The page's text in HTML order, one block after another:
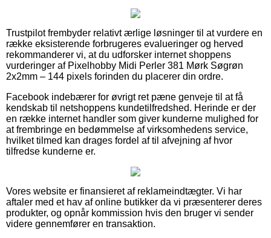
Trustpilot frembyder relativt ærlige løsninger til at vurdere en
række eksisterende forbrugeres evalueringer og herved
rekommanderer vi, at du udforsker internet shoppens
vurderinger af Pixelhobby Midi Perler 381 Mørk Søgrøn
2x2mm – 144 pixels forinden du placerer din ordre.
Facebook indebærer for øvrigt ret pæne genveje til at få
kendskab til netshoppens kundetilfredshed. Herinde er der
en række internet handler som giver kunderne mulighed for
at frembringe en bedømmelse af virksomhedens service,
hvilket tilmed kan drages fordel af til afvejning af hvor
tilfredse kunderne er.
Vores website er finansieret af reklameindtægter. Vi har
aftaler med et hav af online butikker da vi præsenterer deres
produkter, og opnår kommission hvis den bruger vi sender
videre gennemfører en transaktion.